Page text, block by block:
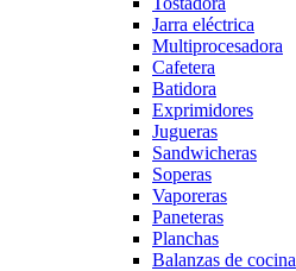
Jarra eléctrica
Multiprocesadora
Cafetera
Batidora
Exprimidores
Jugueras
Sandwicheras
Soperas
Vaporeras
Paneteras
Planchas
Balanzas de cocina